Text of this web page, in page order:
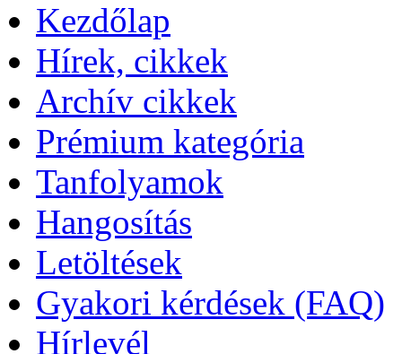
Kezdőlap
Hírek, cikkek
Archív cikkek
Prémium kategória
Tanfolyamok
Hangosítás
Letöltések
Gyakori kérdések (FAQ)
Hírlevél